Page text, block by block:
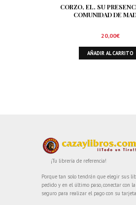
CORZO, EL. SU
COMUNIDAD DE
20,00€
AÑADIR AL CARRITO
¡Tu librería de referencia!
Porque tan solo tendrán que elegir sus
pedido y en el último paso, conectar con
seguro para realizar el pago con su